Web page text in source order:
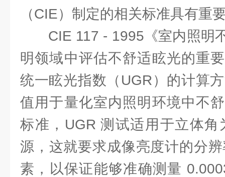
（CIE）制定的相关标准具有重
CIE 117 - 1995《室内照明
明领域中评估不舒适眩光的重
统一眩光指数（UGR）的计算
值用于量化室内照明环境中不
标准，UGR 测试适用于立体角
源，这就要求成像亮度计的分
素，以保证能够准确测量